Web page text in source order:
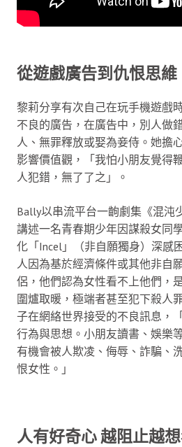
從遊戲廣告到仇恨思維
黎莉分享有次自己在玩手機遊戲
不良的廣告，在廣告中，別人做
人、無罪釋放或娶為妾侍。她擔
影響價值觀，「我怕小朋友覺得
人犯錯，無了了之」。
Bally以串流平台一齣劇集《混沌
講述一名青春期少年因謀殺女同
化「Incel」（非自願獨身）深感
人因為基於經濟條件或其他非自
侶，他們認為女性看不上他們，
圍爐取暖，極端者甚至犯下殺人
子在網絡世界接受的不良訊息，
行為與思想。小朋友讀書、娛樂
有機會被人欺凌、侮辱、詐騙、
恨女性。」
人有好奇心 越阻止越